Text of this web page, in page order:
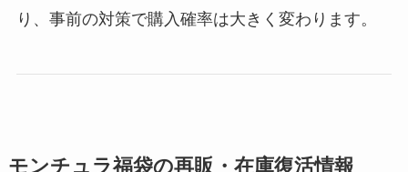
り、事前の対策で購入確率は大きく変わります。
モンチュラ福袋の再販・在庫復活情報